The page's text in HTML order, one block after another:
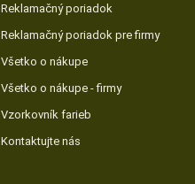
Reklamačný poriadok
Reklamačný poriadok pre firmy
Všetko o nákupe
Všetko o nákupe - firmy
Vzorkovník farieb
Kontaktujte nás